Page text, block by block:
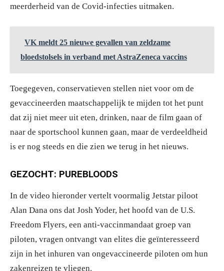
meerderheid van de Covid-infecties uitmaken.
VK meldt 25 nieuwe gevallen van zeldzame
bloedstolsels in verband met AstraZeneca vaccins
Toegegeven, conservatieven stellen niet voor om de
gevaccineerden maatschappelijk te mijden tot het punt
dat zij niet meer uit eten, drinken, naar de film gaan of
naar de sportschool kunnen gaan, maar de verdeeldheid
is er nog steeds en die zien we terug in het nieuws.
GEZOCHT: PUREBLOODS
In de video hieronder vertelt voormalig Jetstar piloot
Alan Dana ons dat Josh Yoder, het hoofd van de U.S.
Freedom Flyers, een anti-vaccinmandaat groep van
piloten, vragen ontvangt van elites die geïnteresseerd
zijn in het inhuren van ongevaccineerde piloten om hun
zakenreizen te vliegen.